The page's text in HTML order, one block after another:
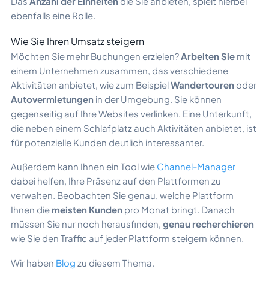
ebenfalls eine Rolle.
Wie Sie Ihren Umsatz steigern
Möchten Sie mehr Buchungen erzielen?Arbeiten Sie mit
einem Unternehmen zusammen, das verschiedene
Aktivitäten anbietet, wie zum BeispielWandertouren oder
Autovermietungen in der Umgebung. Sie können
gegenseitig auf Ihre Websites verlinken. Eine Unterkunft,
die neben einem Schlafplatz auch Aktivitäten anbietet, ist
für potenzielle Kunden deutlich interessanter.
Außerdem kann Ihnen ein Tool wie Channel-Manager
dabei helfen, Ihre Präsenz auf den Plattformen zu
verwalten. Beobachten Sie genau, welche Plattform
Ihnen die meisten Kunden pro Monat bringt. Danach
müssen Sie nur noch herausfinden, genau recherchieren
wie Sie den Traffic auf jeder Plattform steigern können.
Wir haben Blog zu diesem Thema.